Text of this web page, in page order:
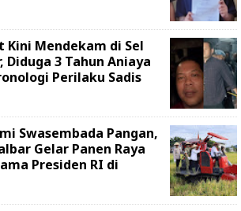
Kini Mendekam di Sel
Diduga 3 Tahun Aniaya
Perilaku Sadis
Swasembada Pangan,
Gelar Panen Raya
Presiden RI di